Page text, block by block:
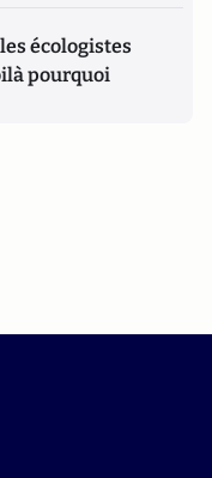
écologistes
pourquoi